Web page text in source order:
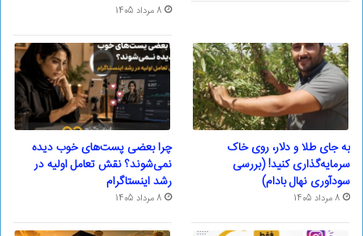
8 مرداد 1405
به جای طلا و دلار، روی خاک
سرمایه‌گذاری کنید! (بررسی
سودآوری نهال بادام)
8 مرداد 1405
چرا بعضی پست‌های خوب دیده
نمی‌شوند؟ نقش تعامل اولیه در
رشد اینستاگرام
8 مرداد 1405